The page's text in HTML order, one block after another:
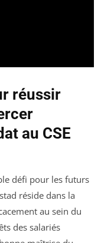
réussir
au CSE
défi pour les futurs
réside dans la
au sein du
des salariés